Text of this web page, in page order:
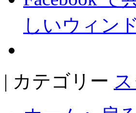
しいウィン
| カテゴリー